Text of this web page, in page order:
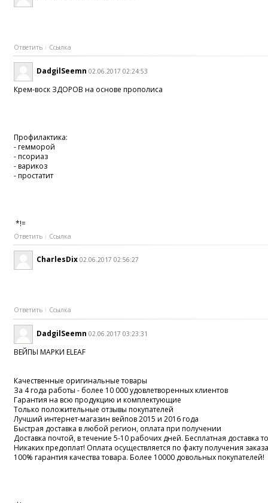
Ответить Ссылка
DadgilSeemn 02.06.2017 02:24:53
Крем-воск ЗДОРОВ на основе прополиса
Профилактика:
- гемморой
- псориаз
- варикоз
- простатит
*!=
Ответить Ссылка
CharlesDix 02.06.2017 02:56:27
Ответить Ссылка
DadgilSeemn 02.06.2017 03:23:31
ВЕЙПЫ МАРКИ ELEAF
Качественные оригинальные товары
За 4 года работы - более 10 000 удовлетворенных клиентов
Гарантия на всю продукцию и комплектующие
Только положительные отзывы покупателей
Лучший интернет-магазин вейпов 2015 и 2016 года
Быстрая доставка в любой регион, оплата при получении
Доставка почтой, в течение 5-10 рабочих дней. Бесплатная доставка
Никаких предоплат! Оплата осуществляется по факту получения
100% гарантия качества товара. Более 10000 довольных покупателей!